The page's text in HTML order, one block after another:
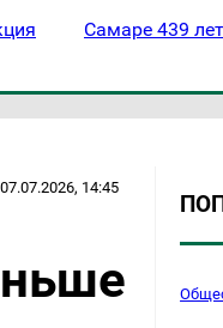
Самаре 439 лет
07.07.2026, 14:45